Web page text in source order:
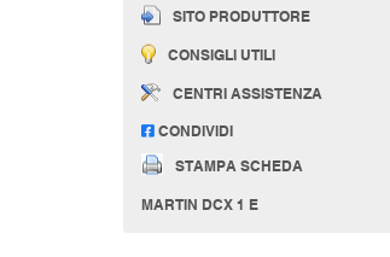
SITO PRODUTTORE
CONSIGLI UTILI
CENTRI ASSISTENZA
CONDIVIDI
STAMPA SCHEDA
MARTIN DCX 1 E